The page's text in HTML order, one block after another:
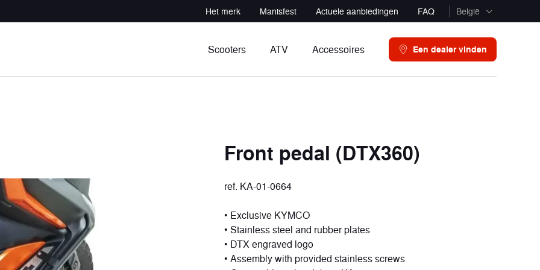
Scooters
Scooters 125
2 voertuigen
ATV
ATV 550
Accessoires Een dealer vinden
Het merk Manisfest Actuele aanbiedingen FAQ
België
Luxembourg
Front pedal (DTX360)
ref. KA-01-0664
• Exclusive KYMCO
• Stainless steel and rubber plates
• DTX engraved logo
• Assembly with provided stainless screws